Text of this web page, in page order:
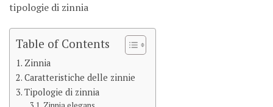
tipologie di zinnia
Table of Contents
Zinnia
Caratteristiche delle zinnie
Tipologie di zinnia